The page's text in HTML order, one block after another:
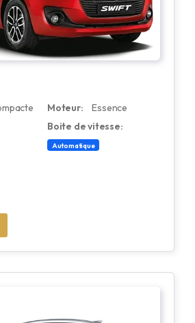
Moteur:
Essence
Boite de vitesse:
Automatique